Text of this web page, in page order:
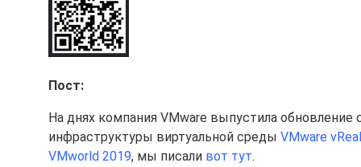
Пост:
На днях компания VMware выпустила
инфраструктуры виртуальной среды VMware
VMworld 2019, мы писали вот тут.